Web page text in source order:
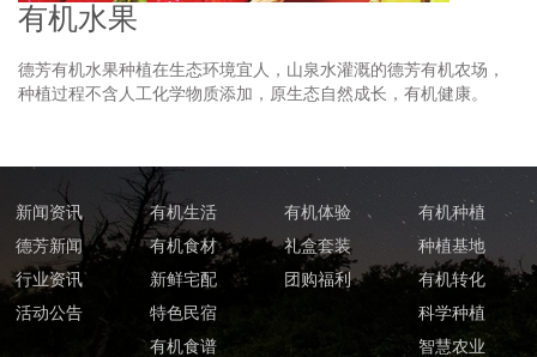
有机水果
德芳有机水果种植在生态环境宜人，山泉水灌溉的德芳有机农场，
种植过程不含人工化学物质添加，原生态自然成长，有机健康。
新闻资讯
德芳新闻
行业资讯
活动公告
有机生活
有机食材
新鲜宅配
特色民宿
有机食谱
有机体验
礼盒套装
团购福利
有机种植
种植基地
有机转化
科学种植
智慧农业